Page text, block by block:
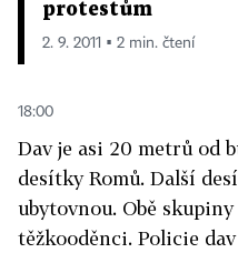
protestům
2. 9. 2011 ▪ 2 min. čtení
18:00
Dav je asi 20 metrů od
desítky Romů. Další
ubytovnou. Obě
těžkooděnci. Policie